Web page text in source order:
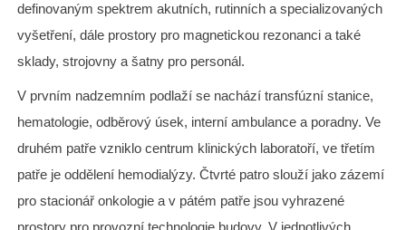
definovaným spektrem akutních, rutinních a specializovaných
vyšetření, dále prostory pro magnetickou rezonanci a také
sklady, strojovny a šatny pro personál.
V prvním nadzemním podlaží se nachází transfúzní stanice,
hematologie, odběrový úsek, interní ambulance a poradny. Ve
druhém patře vzniklo centrum klinických laboratoří, ve třetím
patře je oddělení hemodialýzy. Čtvrté patro slouží jako zázemí
pro stacionář onkologie a v pátém patře jsou vyhrazené
prostory pro provozní technologie budovy. V jednotlivých